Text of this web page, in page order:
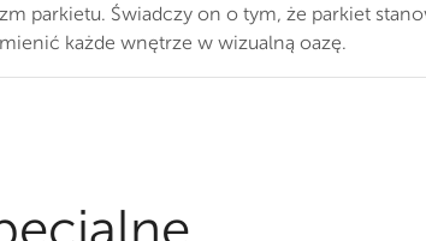
parkietu. Świadczy on o tym, że parkiet
każde wnętrze w wizualną oazę.